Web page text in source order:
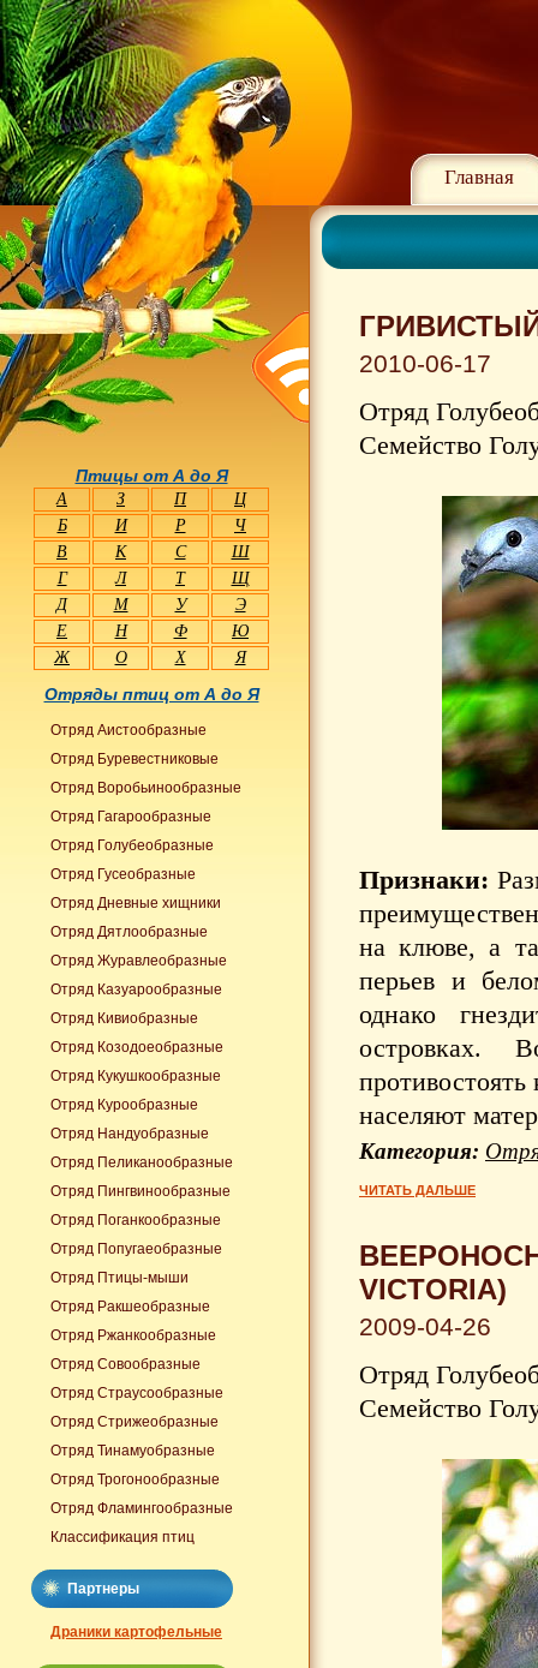
Главная
ГРИВИСТЫЙ
2010-06-17
Отряд
Семейство
Признаки:
на клюве, а
перьев и
однако
островках.
населяют
Категория:
ЧИТАТЬ ДАЛЬШЕ
VICTORIA)
2009-04-26
Отряд
Семейство
Птицы от А до Я
А З П
Ц
Б
И Р
Ч
В
К С
Ш
Г
Л Т
Щ
Д
М У
Э
Е
Н Ф
Ю
Ж
О Х Я
Отряды птиц от А до Я
Отряд Аистообразные
Отряд Буревестниковые
Отряд Воробьинообразные
Отряд Гагарообразные
Отряд Голубеобразные
Отряд Гусеобразные
Отряд Дневные хищники
Отряд Дятлообразные
Отряд Журавлеобразные
Отряд Казуарообразные
Отряд Кивиобразные
Отряд Козодоеобразные
Отряд Кукушкообразные
Отряд Курообразные
Отряд Нандуобразные
Отряд Пеликанообразные
Отряд Пингвинообразные
Отряд Поганкообразные
Отряд Попугаеобразные
Отряд Птицы-мыши
Отряд Ракшеобразные
Отряд Ржанкообразные
Отряд Совообразные
Отряд Страусообразные
Отряд Стрижеобразные
Отряд Тинамуобразные
Отряд Трогонообразные
Отряд Фламингообразные
Классификация птиц
Партнеры
Драники картофельные